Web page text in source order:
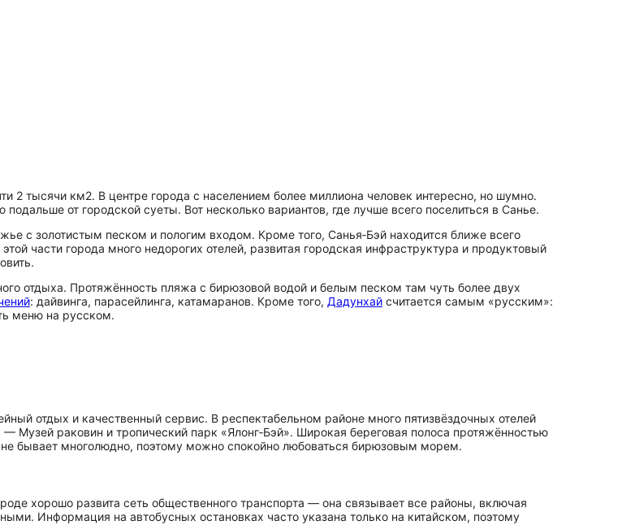
2 тысячи км2. В центре города с населением более миллиона человек интересно, но шумно.
от городской суеты. Вот несколько вариантов, где лучше всего поселиться в Санье.
с золотистым песком и пологим входом. Кроме того, Санья‑Бэй находится ближе всего
части города много недорогих отелей, развитая городская инфраструктура и продуктовый
отдыха. Протяжённость пляжа с бирюзовой водой и белым песком там чуть более двух
: дайвинга, парасейлинга, катамаранов. Кроме того, Дадунхай считается самым «русским»:
меню на русском.
отдых и качественный сервис. В респектабельном районе много пятизвёздочных отелей
Музей раковин и тропический парк «Ялонг‑Бэй». Широкая береговая полоса протяжённостью
бывает многолюдно, поэтому можно спокойно любоваться бирюзовым морем.
хорошо развита сеть общественного транспорта — она связывает все районы, включая
Информация на автобусных остановках часто указана только на китайском, поэтому